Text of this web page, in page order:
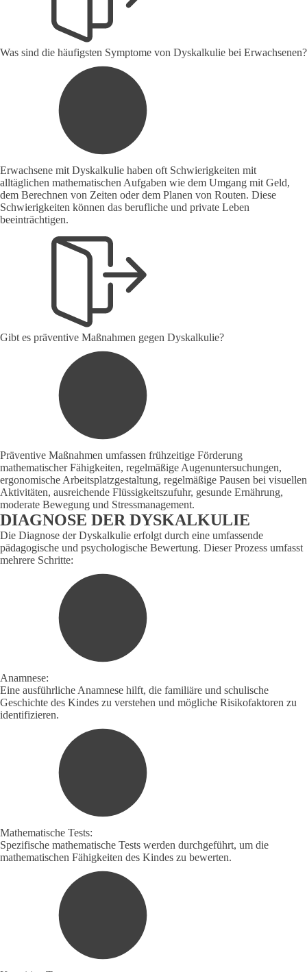
Was sind die häufigsten Symptome von Dyskalkulie bei Erwachsenen?
Erwachsene mit Dyskalkulie haben oft Schwierigkeiten mit
alltäglichen mathematischen Aufgaben wie dem Umgang mit Geld,
dem Berechnen von Zeiten oder dem Planen von Routen. Diese
Schwierigkeiten können das berufliche und private Leben
beeinträchtigen.
Gibt es präventive Maßnahmen gegen Dyskalkulie?
Präventive Maßnahmen umfassen frühzeitige Förderung
mathematischer Fähigkeiten, regelmäßige Augenuntersuchungen,
ergonomische Arbeitsplatzgestaltung, regelmäßige Pausen bei visuellen
Aktivitäten, ausreichende Flüssigkeitszufuhr, gesunde Ernährung,
moderate Bewegung und Stressmanagement.
DIAGNOSE DER DYSKALKULIE
Die Diagnose der Dyskalkulie erfolgt durch eine umfassende
pädagogische und psychologische Bewertung. Dieser Prozess umfasst
mehrere Schritte:
Anamnese:
Eine ausführliche Anamnese hilft, die familiäre und schulische
Geschichte des Kindes zu verstehen und mögliche Risikofaktoren zu
identifizieren.
Mathematische Tests:
Spezifische mathematische Tests werden durchgeführt, um die
mathematischen Fähigkeiten des Kindes zu bewerten.